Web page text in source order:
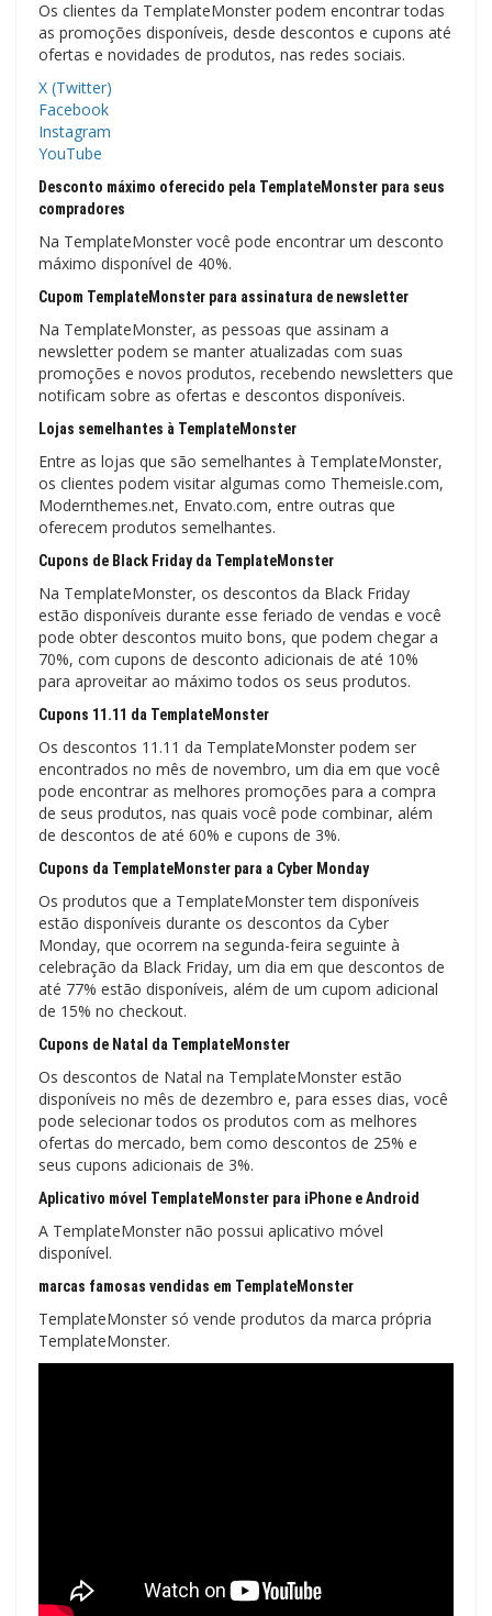
Os clientes da TemplateMonster podem encontrar todas
as promoções disponíveis, desde descontos e cupons até
ofertas e novidades de produtos, nas redes sociais.
X (Twitter)
Facebook
Instagram
YouTube
Desconto máximo oferecido pela TemplateMonster para seus
compradores
Na TemplateMonster você pode encontrar um desconto
máximo disponível de 40%.
Cupom TemplateMonster para assinatura de newsletter
Na TemplateMonster, as pessoas que assinam a
newsletter podem se manter atualizadas com suas
promoções e novos produtos, recebendo newsletters que
notificam sobre as ofertas e descontos disponíveis.
Lojas semelhantes à TemplateMonster
Entre as lojas que são semelhantes à TemplateMonster,
os clientes podem visitar algumas como Themeisle.com,
Modernthemes.net, Envato.com, entre outras que
oferecem produtos semelhantes.
Cupons de Black Friday da TemplateMonster
Na TemplateMonster, os descontos da Black Friday
estão disponíveis durante esse feriado de vendas e você
pode obter descontos muito bons, que podem chegar a
70%, com cupons de desconto adicionais de até 10%
para aproveitar ao máximo todos os seus produtos.
Cupons 11.11 da TemplateMonster
Os descontos 11.11 da TemplateMonster podem ser
encontrados no mês de novembro, um dia em que você
pode encontrar as melhores promoções para a compra
de seus produtos, nas quais você pode combinar, além
de descontos de até 60% e cupons de 3%.
Cupons da TemplateMonster para a Cyber Monday
Os produtos que a TemplateMonster tem disponíveis
estão disponíveis durante os descontos da Cyber
Monday, que ocorrem na segunda-feira seguinte à
celebração da Black Friday, um dia em que descontos de
até 77% estão disponíveis, além de um cupom adicional
de 15% no checkout.
Cupons de Natal da TemplateMonster
Os descontos de Natal na TemplateMonster estão
disponíveis no mês de dezembro e, para esses dias, você
pode selecionar todos os produtos com as melhores
ofertas do mercado, bem como descontos de 25% e
seus cupons adicionais de 3%.
Aplicativo móvel TemplateMonster para iPhone e Android
A TemplateMonster não possui aplicativo móvel
disponível.
marcas famosas vendidas em TemplateMonster
TemplateMonster só vende produtos da marca própria
TemplateMonster.